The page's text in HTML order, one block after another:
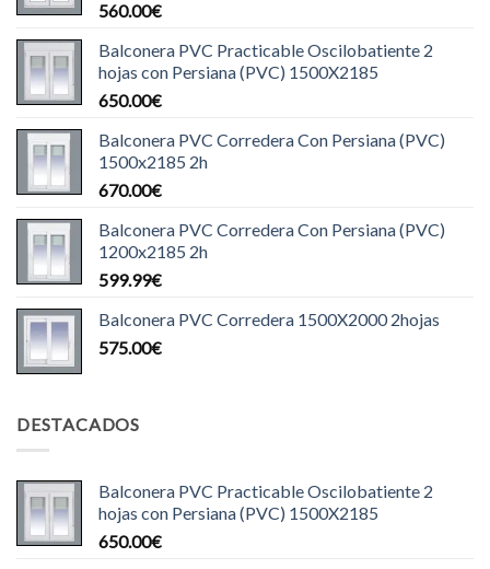
560.00€
Balconera PVC Practicable Oscilobatiente 2
hojas con Persiana (PVC) 1500X2185
650.00€
Balconera PVC Corredera Con Persiana (PVC)
1500x2185 2h
670.00€
Balconera PVC Corredera Con Persiana (PVC)
1200x2185 2h
599.99€
Balconera PVC Corredera 1500X2000 2hojas
575.00€
DESTACADOS
Balconera PVC Practicable Oscilobatiente 2
hojas con Persiana (PVC) 1500X2185
650.00€